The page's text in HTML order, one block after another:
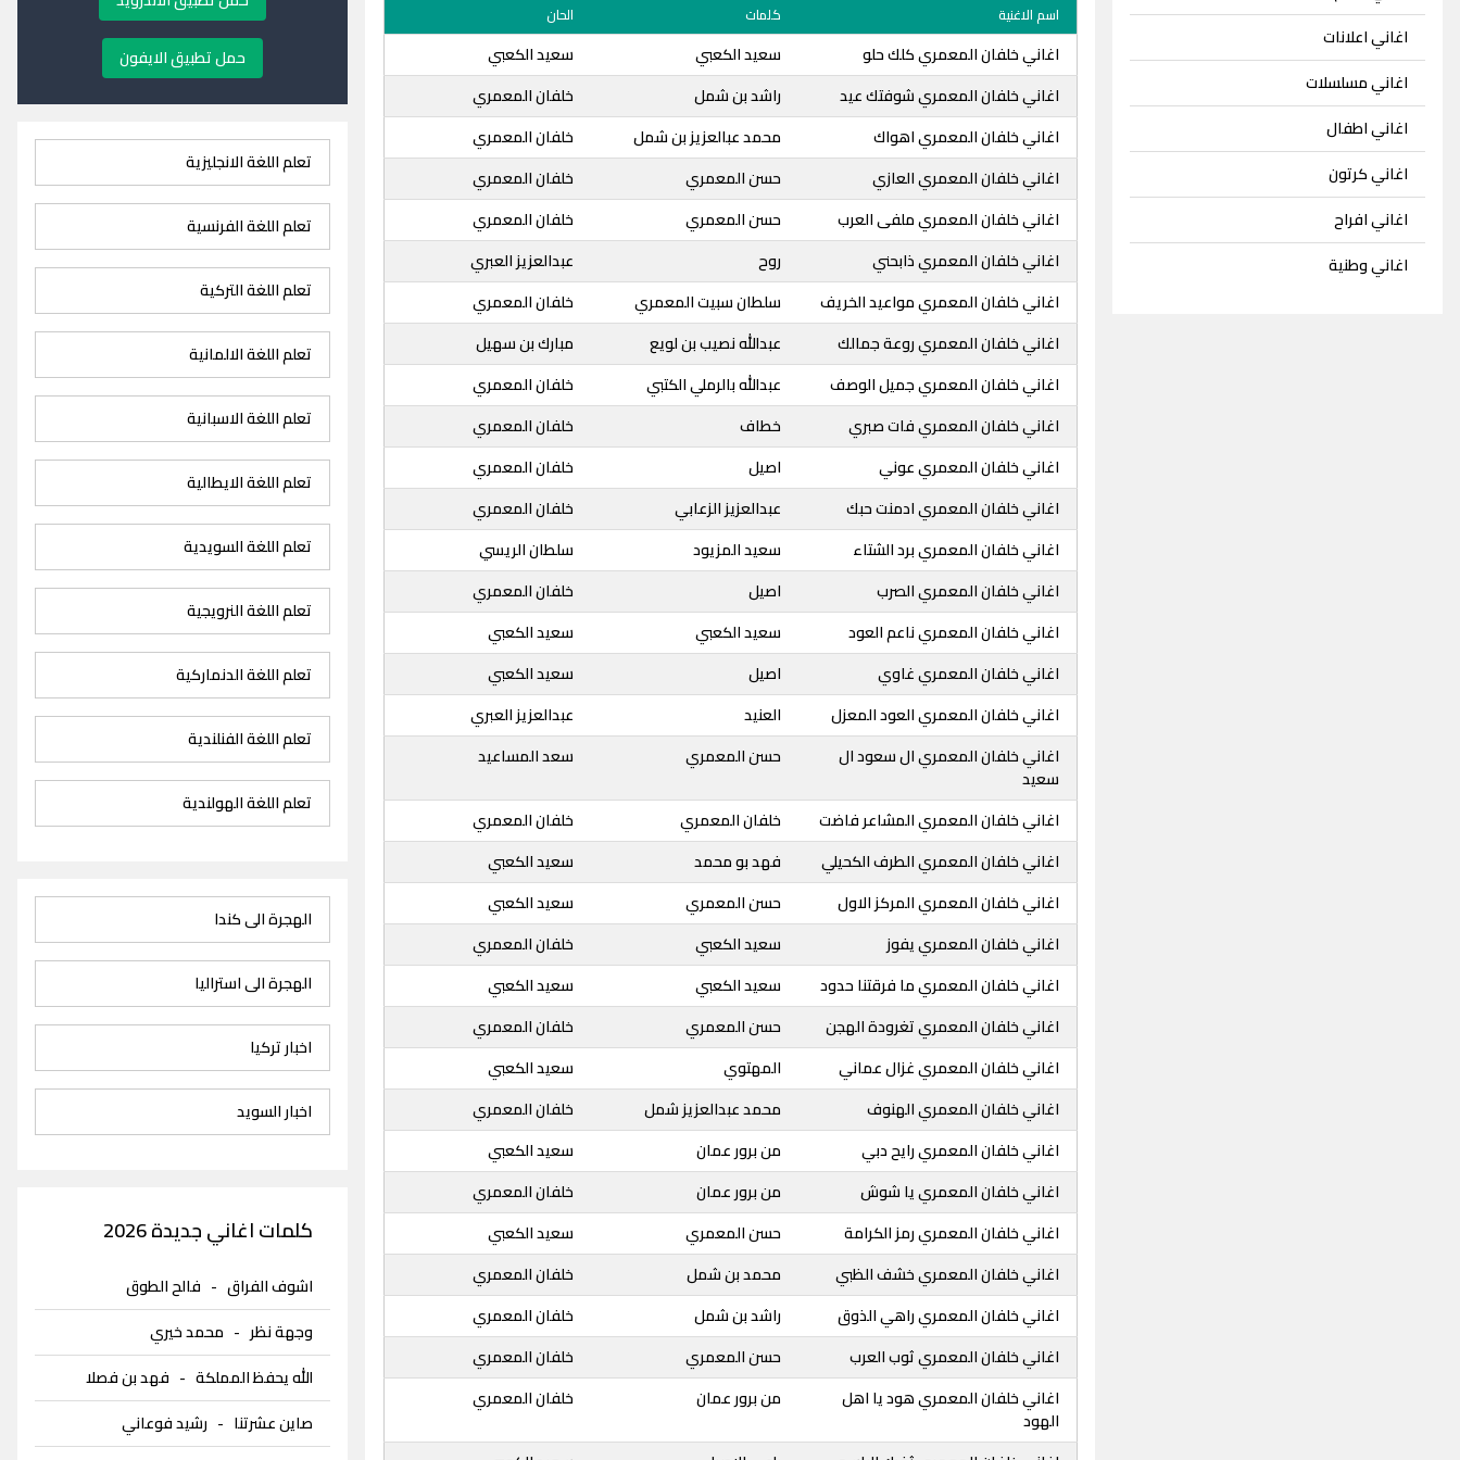
اغاني اعلانات
اغاني مسلسلات
اغاني اطفال
اغاني كرتون
اغاني افراح
اغاني وطنية
اسم الاغنية كلمات الحان
اغاني خلفان المعمري كلك حلو سعيد الكعبي
سعيد الكعبي
اغاني خلفان المعمري شوفتك عيد
راشد بن شمل
خلفان المعمري
اغاني خلفان المعمري اهواك
محمد عبالعزيز بن شمل
خلفان المعمري
اغاني خلفان المعمري العازي
حسن المعمري
خلفان المعمري
اغاني خلفان المعمري ملفى العرب
حسن المعمري
خلفان المعمري
اغاني خلفان المعمري ذابحني
روح
عبدالعزيز العبري
اغاني خلفان المعمري مواعيد الخريف
سلطان سبيت المعمري
خلفان المعمري
اغاني خلفان المعمري روعة جمالك
عبدالله نصيب بن لويع
مبارك بن سهيل
اغاني خلفان المعمري جميل الوصف
عبدالله بالرملي الكتبي
خلفان المعمري
اغاني خلفان المعمري فات صبري
خطاف
خلفان المعمري
اغاني خلفان المعمري عوني
اصيل
خلفان المعمري
اغاني خلفان المعمري ادمنت حبك
عبدالعزیز الزعابي
خلفان المعمري
اغاني خلفان المعمري برد الشتاء
سعيد المزيود
سلطان الريسي
اغاني خلفان المعمري الصرب
اصيل
خلفان المعمري
اغاني خلفان المعمري ناعم العود
سعيد الكعبي
سعيد الكعبي
اغاني خلفان المعمري غاوي
اصيل
سعيد الكعبي
اغاني خلفان المعمري العود المعزل
العنيد
عبدالعزيز العبري
اغاني خلفان المعمري ال سعود ال
سعيد
حسن المعمري سعد المساعيد
اغاني خلفان المعمري المشاعر فاضت خلفان المعمري
خلفان المعمري
اغاني خلفان المعمري الطرف الكحيلي
فهد بو محمد
سعيد الكعبي
اغاني خلفان المعمري المركز الاول
حسن المعمري
سعيد الكعبي
اغاني خلفان المعمري يفوز
سعيد الكعبي
خلفان المعمري
اغاني خلفان المعمري ما فرقتنا حدود
سعيد الكعبي
سعيد الكعبي
اغاني خلفان المعمري تغرودة الهجن
حسن المعمري
خلفان المعمري
اغاني خلفان المعمري غزال عماني
المهتوي
سعيد الكعبي
اغاني خلفان المعمري الهنوف
محمد عبدالعزيز شمل
خلفان المعمري
اغاني خلفان المعمري رايح دبي
من برور عمان
سعيد الكعبي
اغاني خلفان المعمري يا شوش
من برور عمان
خلفان المعمري
اغاني خلفان المعمري رمز الكرامة
حسن المعمري
سعيد الكعبي
اغاني خلفان المعمري خشف الظبي
محمد بن شمل
خلفان المعمري
اغاني خلفان المعمري راهي الذوق
راشد بن شمل
خلفان المعمري
اغاني خلفان المعمري ثوب العرب
حسن المعمري
خلفان المعمري
اغاني خلفان المعمري هود يا اهل
الهود
من برور عمان خلفان المعمري
حمل تطبيق الايفون
تعلم اللغة الانجليزية
تعلم اللغة الفرنسية
تعلم اللغة التركية
تعلم اللغة الالمانية
تعلم اللغة الاسبانية
تعلم اللغة الايطالية
تعلم اللغة السويدية
تعلم اللغة النرويجية
تعلم اللغة الدنماركية
تعلم اللغة الفنلندية
تعلم اللغة الهولندية
الهجرة الى كندا
الهجرة الى استراليا
اخبار تركيا
اخبار السويد
كلمات اغاني جديدة 2026
اشوف الفراق- فالح الطوق
وجهة نظر - محمد خيري
الله يحفظ المملكة- فهد بن فصلا
صاين عشرتنا - رشيد فوعاني